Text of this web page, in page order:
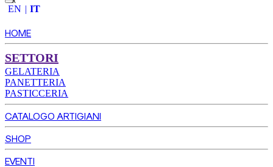
EN IT
HOME
SETTORI
GELATERIA
PANETTERIA
PASTICCERIA
CATALOGO ARTIGIANI
SHOP
EVENTI